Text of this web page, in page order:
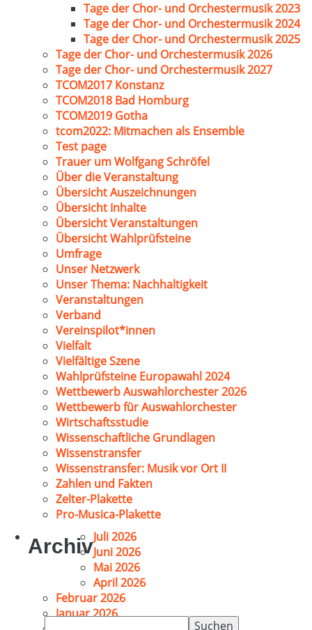
Tage der Chor- und Orchestermusik 2023
Tage der Chor- und Orchestermusik 2024
Tage der Chor- und Orchestermusik 2025
Tage der Chor- und Orchestermusik 2026
Tage der Chor- und Orchestermusik 2027
TCOM2017 Konstanz
TCOM2018 Bad Homburg
TCOM2019 Gotha
tcom2022: Mitmachen als Ensemble
Test page
Trauer um Wolfgang Schröfel
Über die Veranstaltung
Übersicht Auszeichnungen
Übersicht Inhalte
Übersicht Veranstaltungen
Übersicht Wahlprüfsteine
Umfrage
Unser Netzwerk
Unser Thema: Nachhaltigkeit
Veranstaltungen
Verband
Vereinspilot*innen
Vielfalt
Vielfältige Szene
Wahlprüfsteine Europawahl 2024
Wettbewerb Auswahlorchester 2026
Wettbewerb für Auswahlorchester
Wirtschaftsstudie
Wissenschaftliche Grundlagen
Wissenstransfer
Wissenstransfer: Musik vor Ort II
Zahlen und Fakten
Zelter-Plakette
Pro-Musica-Plakette
ArchivJuli 2026
Juni 2026
Mai 2026
April 2026
Februar 2026
Januar 2026